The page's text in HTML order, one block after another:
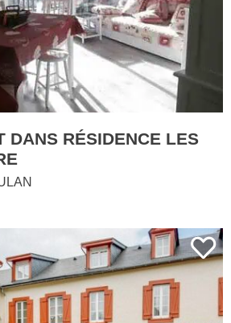
DANS RÉSIDENCE LES